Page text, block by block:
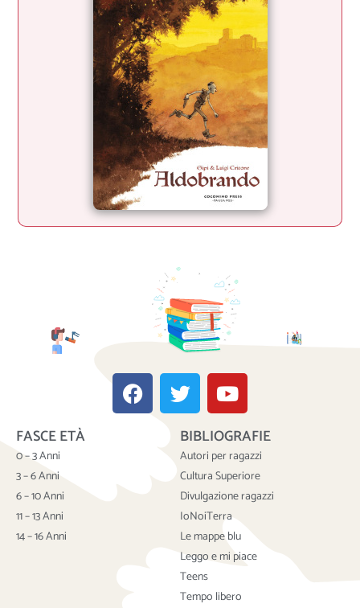
F
a
c
T
w
i
t
t
e
r
Y
o
u
t
u
b
e
FASCE ETÀ
0 – 3 Anni
3 – 6 Anni
6 – 10 Anni
11 – 13 Anni
14 – 16 Anni
BIBLIOGRAFIE
Autori per ragazzi
Cultura Superiore
Divulgazione ragazzi
IoNoiTerra
Le mappe blu
Leggo e mi piace
Teens
Tempo libero